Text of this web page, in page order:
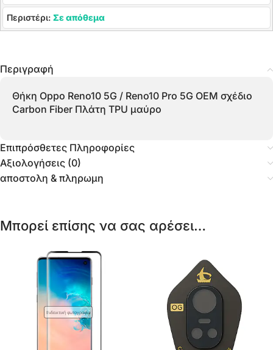
Περιστέρι: Σε απόθεμα
Περιγραφή
Θήκη Oppo Reno10 5G / Reno10 Pro 5G OEM σχέδιο
Carbon Fiber Πλάτη TPU μαύρο
Επιπρόσθετες Πληροφορίες
Αξιολογήσεις (0)
αποστολη & πληρωμη
Μπορεί επίσης να σας αρέσει…
Ενδεικτική φωτογραφία